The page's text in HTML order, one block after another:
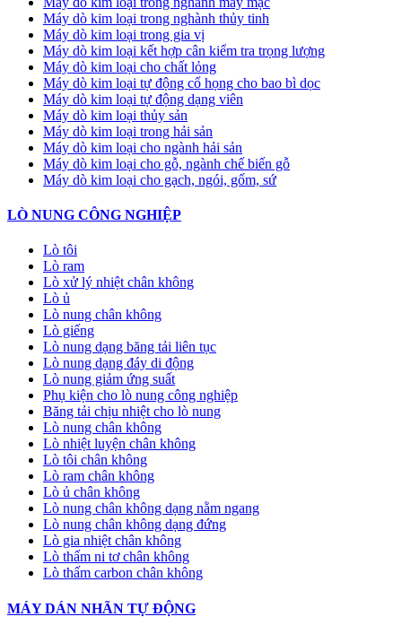
Máy dò kim loại trong nghành thủy tinh
Máy dò kim loại trong gia vị
Máy dò kim loại kết hợp cân kiểm tra trọng lượng
Máy dò kim loại cho chất lỏng
Máy dò kim loại tự động cổ họng cho bao bì dọc
Máy dò kim loại tự động dạng viên
Máy dò kim loại thủy sản
Máy dò kim loại trong hải sản
Máy dò kim loại cho ngành hải sản
Máy dò kim loại cho gỗ, ngành chế biến gỗ
Máy dò kim loại cho gạch, ngói, gốm, sứ
LÒ NUNG CÔNG NGHIỆP
Lò tôi
Lò ram
Lò xử lý nhiệt chân không
Lò ủ
Lò nung chân không
Lò giếng
Lò nung dạng băng tải liên tục
Lò nung dạng đáy di động
Lò nung giảm ứng suất
Phụ kiện cho lò nung công nghiệp
Băng tải chịu nhiệt cho lò nung
Lò nung chân không
Lò nhiệt luyện chân không
Lò tôi chân không
Lò ram chân không
Lò ủ chân không
Lò nung chân không dạng nằm ngang
Lò nung chân không dạng đứng
Lò gia nhiệt chân không
Lò thấm ni tơ chân không
Lò thấm carbon chân không
MÁY DÁN NHÃN TỰ ĐỘNG